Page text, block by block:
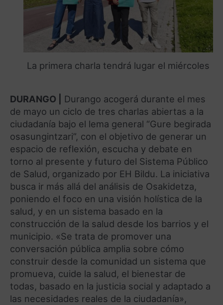
La primera charla tendrá lugar el miércoles
DURANGO |
Durango acogerá durante el mes
de mayo un ciclo de tres charlas abiertas a la
ciudadanía bajo el lema general “Gure begirada
osasungintzari”, con el objetivo de generar un
espacio de reflexión, escucha y debate en
torno al presente y futuro del Sistema Público
de Salud, organizado por EH Bildu. La iniciativa
busca ir más allá del análisis de Osakidetza,
poniendo el foco en una visión holística de la
salud, y en un sistema basado en la
construcción de la salud desde los barrios y el
municipio. «Se trata de promover una
conversación pública amplia sobre cómo
construir desde la comunidad un sistema que
promueva, cuide la salud, el bienestar de
todas, basado en la justicia social y adaptado a
las necesidades reales de la ciudadanía»,